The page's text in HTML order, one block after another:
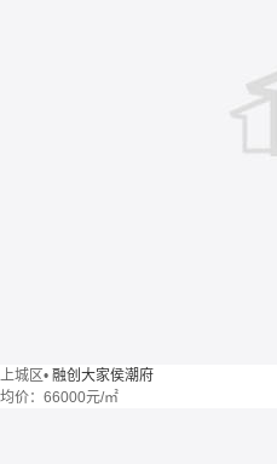
上城区• 融创大家侯潮府
均价： 66000元/㎡